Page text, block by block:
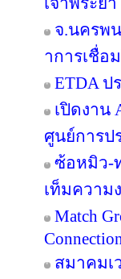
จ.นครพ
าการเชื่อ
ETDA ป
เปิดงาน
ศูนย์การป
ซ้อหมิว-
เท็มความ
Match
สมาคมเ